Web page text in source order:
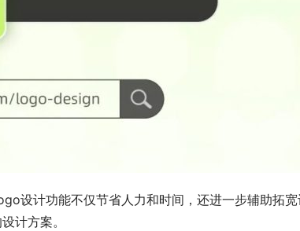
设计功能不仅节省人力和时间，还进一步辅助拓
计方案。